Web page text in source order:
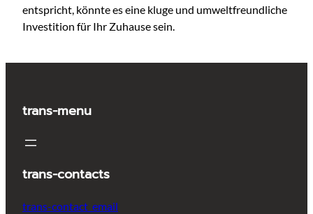
entspricht, könnte es eine kluge und umweltfreundliche
Investition für Ihr Zuhause sein.
trans-menu
trans-contacts
trans-contact_email